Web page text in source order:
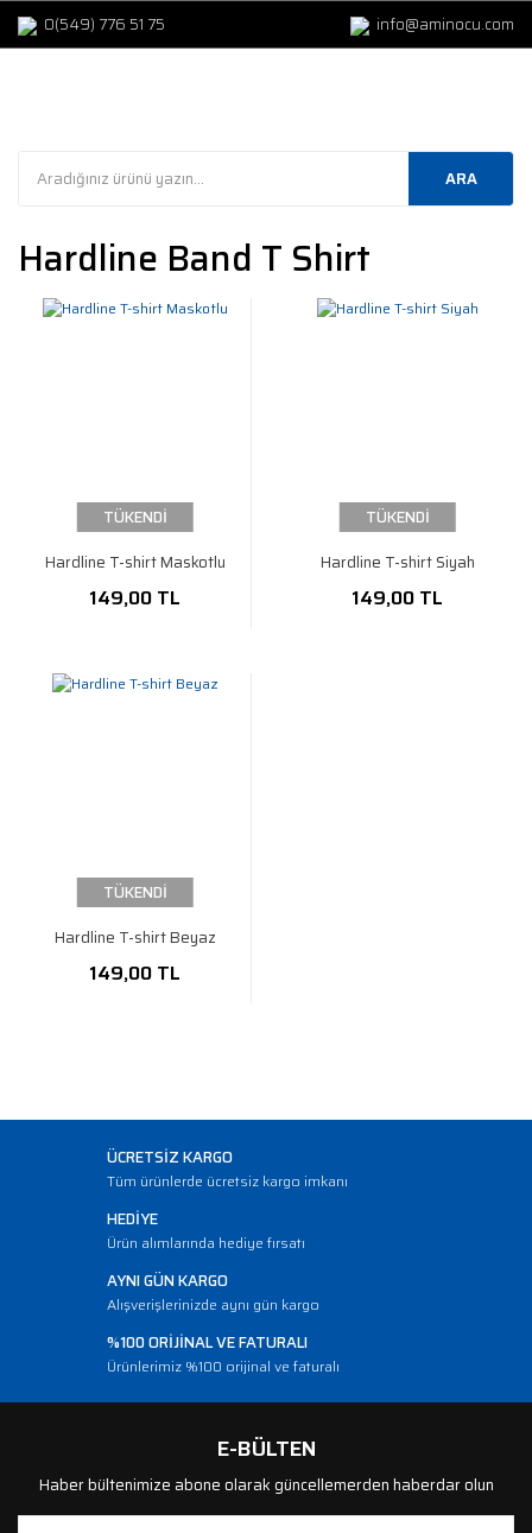
0(549) 776 51 75 info@aminocu.com
ARA
Hardline Band T Shirt
TÜKENDİ
Hardline T-shirt Maskotlu
149,00 TL
TÜKENDİ
Hardline T-shirt Siyah
149,00 TL
TÜKENDİ
Hardline T-shirt Beyaz
149,00 TL
ÜCRETSİZ KARGO
Tüm ürünlerde ücretsiz kargo imkanı
HEDİYE
Ürün alımlarında hediye fırsatı
AYNI GÜN KARGO
Alışverişlerinizde aynı gün kargo
%100 ORİJİNAL VE FATURALI
Ürünlerimiz %100 orijinal ve faturalı
E-BÜLTEN
Haber bültenimize abone olarak güncellemerden haberdar olun